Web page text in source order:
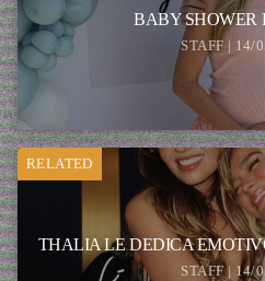
BABY SHOWER
STAFF | 14/
RELATED
THALIA LE DEDICA
STAFF | 14/